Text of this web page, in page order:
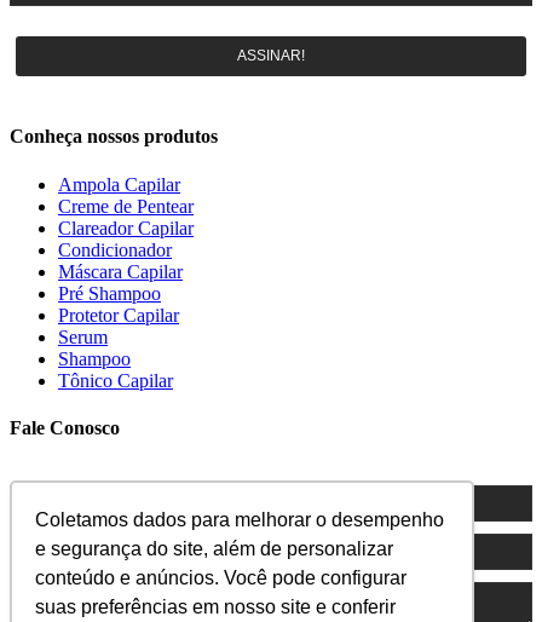
Coletamos dados para melhorar o desempenho
e segurança do site, além de personalizar
conteúdo e anúncios. Você pode configurar
suas preferências em nosso site e conferir
ASSINAR!
Conheça nossos produtos
Ampola Capilar
Creme de Pentear
Clareador Capilar
Condicionador
Máscara Capilar
Pré Shampoo
Protetor Capilar
Serum
Shampoo
Tônico Capilar
Fale Conosco